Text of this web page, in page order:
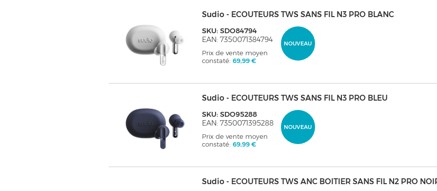
Sudio - ECOUTEURS TWS SANS FIL N3 PRO BLANC
NOUVEAU
SKU: SDO84794
EAN: 7350071384794
Prix de vente moyen
constaté:69,99 €
Sudio - ECOUTEURS TWS SANS FIL N3 PRO BLEU
NOUVEAU
SKU: SDO95288
EAN: 7350071395288
Prix de vente moyen
constaté:69,99 €
Sudio - ECOUTEURS TWS ANC BOITIER SANS FIL N2 PRO